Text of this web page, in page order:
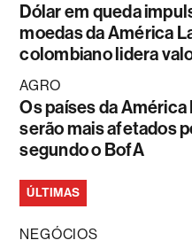
Dólar em queda
moedas da América
colombiano lidera
AGRO
Os países da América
serão mais afetados
segundo o BofA
ÚLTIMAS
NEGÓCIOS